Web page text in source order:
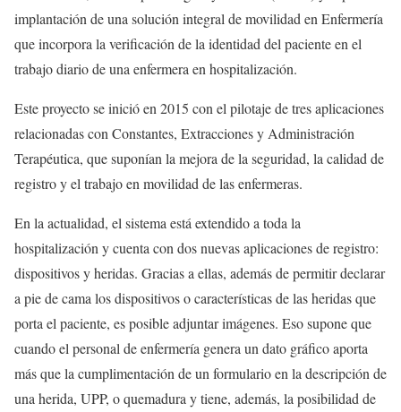
implantación de una solución integral de movilidad en Enfermería
que incorpora la verificación de la identidad del paciente en el
trabajo diario de una enfermera en hospitalización.
Este proyecto se inició en 2015 con el pilotaje de tres aplicaciones
relacionadas con Constantes, Extracciones y Administración
Terapéutica, que suponían la mejora de la seguridad, la calidad de
registro y el trabajo en movilidad de las enfermeras.
En la actualidad, el sistema está extendido a toda la
hospitalización y cuenta con dos nuevas aplicaciones de registro:
dispositivos y heridas. Gracias a ellas, además de permitir declarar
a pie de cama los dispositivos o características de las heridas que
porta el paciente, es posible adjuntar imágenes. Eso supone que
cuando el personal de enfermería genera un dato gráfico aporta
más que la cumplimentación de un formulario en la descripción de
una herida, UPP, o quemadura y tiene, además, la posibilidad de